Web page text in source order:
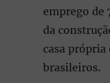
emprego de
da
casa própria
brasileiros.